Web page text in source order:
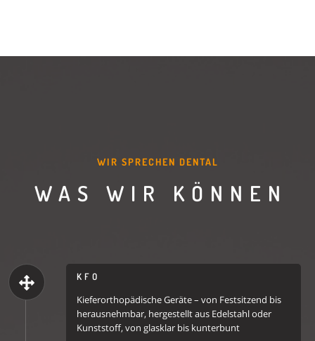
WIR SPRECHEN DENTAL
WAS WIR KÖNNEN
KFO
Kieferorthopädische Geräte – von Festsitzend bis
herausnehmbar, hergestellt aus Edelstahl oder
Kunststoff, von glasklar bis kunterbunt